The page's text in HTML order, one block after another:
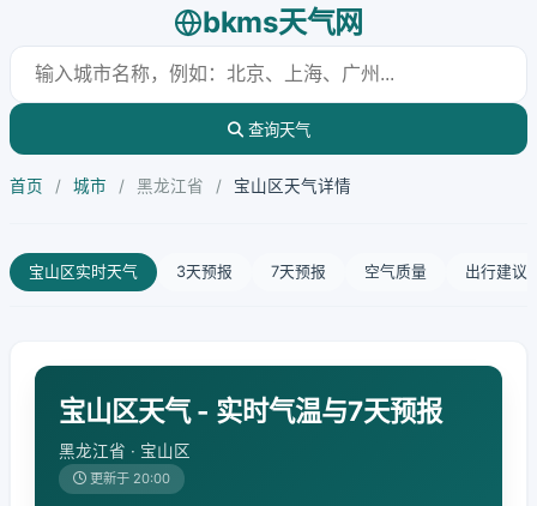
bkms天气网
查询天气
首页 / 城市 / 黑龙江省 / 宝山区天气详情
宝山区实时天气 3天预报 7天预报 空气质量 出行建议
宝山区天气 - 实时气温与7天预报
黑龙江省 · 宝山区
更新于 20:00